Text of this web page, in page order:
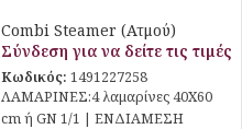
Combi Steamer (Ατμού)
Σύνδεση για να δείτε τις τιμές
Κωδικός: 1491227258
ΛΑΜΑΡΙΝΕΣ:4 λαμαρίνες 40Χ60
cm ή GN 1/1 | ΕΝΔΙΑΜΕΣΗ